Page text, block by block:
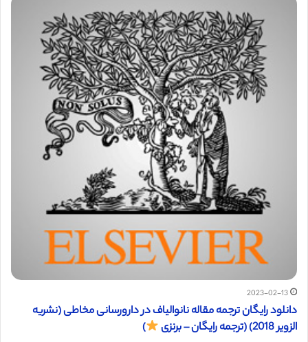
2023-02-13
دانلود رایگان ترجمه مقاله نانوالیاف در دارورسانی مخاطی (نشریه
الزویر 2018) (ترجمه رایگان – برنزی
)